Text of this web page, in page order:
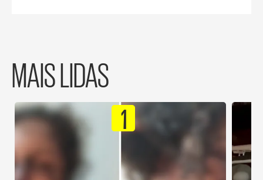
MAIS LIDAS
1